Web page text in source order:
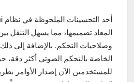
المعاد تصميمها، مما يسهل التنقل
وصلاحيات التحكم. بالإضافة إلى
الخاصة بالتحكم الصوتي أكثر دقة،
للمستخدمين الآن إصدار الأوامر